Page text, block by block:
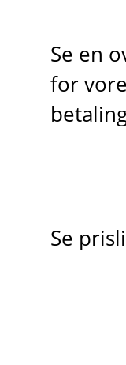
Se en
for
Se